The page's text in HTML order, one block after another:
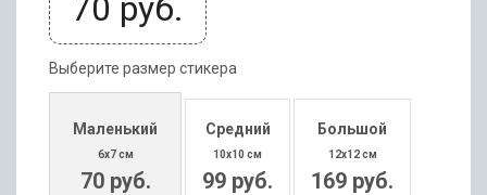
70 руб.
Выберите размер стикера
Маленький
6x7 см
70 руб.
Средний
10x10 см
99 руб.
Большой
12x12 см
169 руб.